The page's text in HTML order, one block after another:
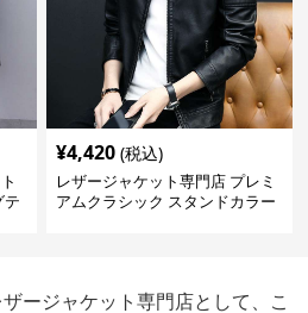
テ
¥4,420 (税込)
レザージャケット専門店 プレミ
アムクラシック スタンドカラー
ージャケット専門店として、こ